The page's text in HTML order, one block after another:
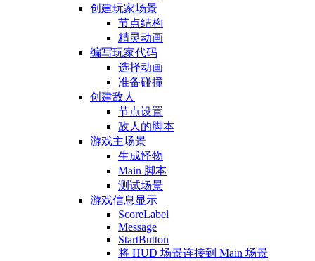
创建玩家场景
节点结构
精灵动画
编写玩家代码
选择动画
准备碰撞
创建敌人
节点设置
敌人的脚本
游戏主场景
生成怪物
Main 脚本
测试场景
游戏信息显示
ScoreLabel
Message
StartButton
将 HUD 场景连接到 Main 场景